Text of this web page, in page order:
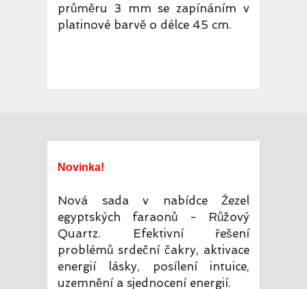
průměru 3 mm se zapínáním v
platinové barvě o délce 45 cm.
Novinka!
Nová sada v nabídce Žezel
egyptských faraonů - Růžový
Quartz. Efektivní řešení
problémů srdeční čakry, aktivace
energií lásky, posílení intuice,
uzemnění a sjednocení energií.